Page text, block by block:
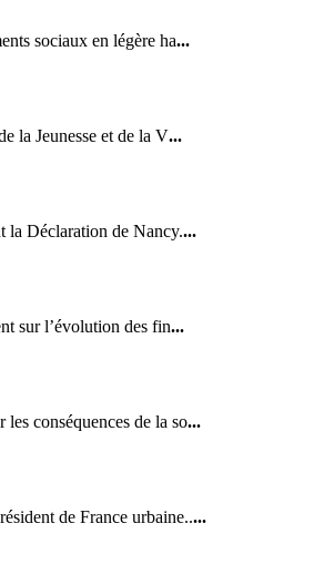
sociaux en légère ha...
la Jeunesse et de la V...
la Déclaration de Nancy....
sur l’évolution des fin...
conséquences de la so...
de France urbaine.....